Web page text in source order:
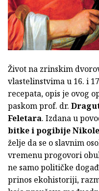
Život na zrinskim
vlastelinstvima u 16. i
recepata, opis je ovog
paskom prof. dr.
Feletara. Izdana u
bitke i pogibije
želje da se o slavnim
vremenu progovori
ne samo političke
prinos ekohistoriji,